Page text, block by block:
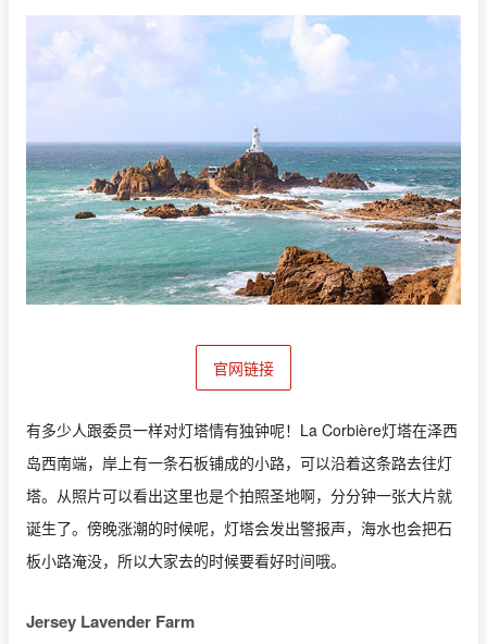
官网链接
有多少人跟委员一样对灯塔情有独钟呢！La Corbière灯塔在泽西
岛西南端，岸上有一条石板铺成的小路，可以沿着这条路去往灯
塔。从照片可以看出这里也是个拍照圣地啊，分分钟一张大片就
诞生了。傍晚涨潮的时候呢，灯塔会发出警报声，海水也会把石
板小路淹没，所以大家去的时候要看好时间哦。
Jersey Lavender Farm